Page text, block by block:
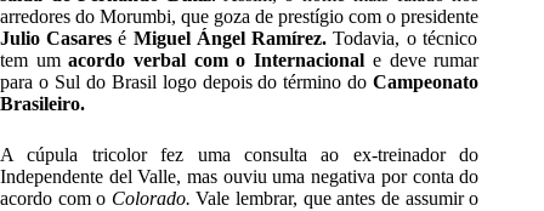
arredores do Morumbi, que goza de prestígio com o presidente
Julio Casares é Miguel Ángel Ramírez. Todavia, o técnico
tem umacordo verbal com o Internacional e deve rumar
para o Sul do Brasil logo depois do término doCampeonato
Brasileiro.
A cúpula tricolor fez uma consulta ao ex-treinador do
Independente del Valle, mas ouviu uma negativa por conta do
acordo com o Colorado. Vale lembrar, que antes de assumir o